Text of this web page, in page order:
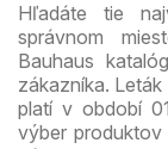
Hľadáte tie
správnom
Bauhaus
zákazníka.
platí v období
výber